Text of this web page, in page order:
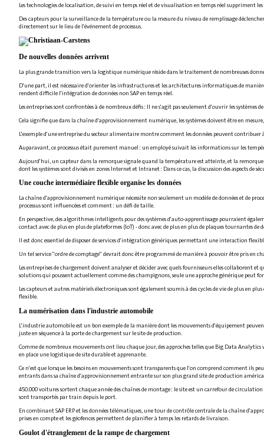
Les technologies de localisation, de suivi en temps réel et de visualisation en temps réel
Des capteurs pour la surveillance de la température ou la mesure du niveau de remplissage
directement sur le lieu de l'événement de processus.
De nouvelles données arrivent
La plus grande transition vers la logistique numérique réside dans le traitement de nombreuses
D'une part, il est nécessaire d'orienter les infrastructures et les architectures informatiques de
rendent difficile l'intégration de données non SAP en temps réel.
Les entreprises sont confrontées à de nombreux défis : Il ne s'agit pas seulement d'ouvrir les
Cela signifie que dans la chaîne d'approvisionnement numérique, les systèmes doivent être en
L'exemple d'une entreprise du secteur alimentaire montre comment les données peuvent
Auparavant, ce processus était purement manuel : un employé suivait les informations sur les
Aujourd'hui, un capteur dans la remorque signale quand la température est atteinte, et la
dont les systèmes sont divisés en zones Internet et Intranet : Dans ce cas, la discussion des aspects
Une couche intermédiaire flexible organise les données
La chaîne d'approvisionnement numérique nécessite non seulement un modèle de données et de
processus sont influencées et comment : un défi de taille.
En perspective, des algorithmes intelligents pour des systèmes d'auto-apprentissage pourraient
contact avec de plus en plus de plateformes (IoT) - donc avec de plus en plus de plaques tournantes
Il est donc essentiel de disposer de services d'intégration génériques permettant une interaction
Un tel service "ordre de comptage" devrait donc être programmé de manière à pouvoir être pris en
Les entreprises de chargement doivent analyser et décider avec quels fournisseurs elles collaborent
solutions qui poussent actuellement comme des champignons, seule une approche générique peut
Les capteurs et autres matériels électroniques sont également soumis à des cycles de vie de plus
flexible.
La numérisation dans l'industrie automobile
L'industrie automobile est un bon exemple de la manière dont les mouvements d'équipement
juste en séquence à la porte de chargement sur le site de production.
Comme de nombreux mouvements ont lieu chaque jour, des approches telles que Big Data
en place une logistique de site durable et apprenante.
Ce n'est que lorsque les besoins en mouvements sont transparents que l'on comprend comment ils
entrants dans sa chaîne d'approvisionnement entrante sur son plus grand site de production
450.000 voitures sortent chaque année des chaînes de montage : le site est un carrefour de
sont transportés par train depuis le port.
En combinant SAP ERP et les données télématiques, une tour de contrôle centrale de la chaîne
prises en compte et les géofences permettent de planifier à temps les retards de livraison.
Goulot d'étranglement de la rampe de chargement